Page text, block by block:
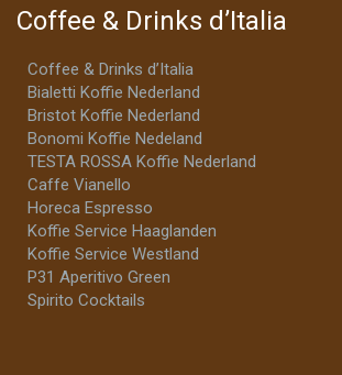
Coffee & Drinks d’Italia
Coffee & Drinks d’Italia
Bialetti Koffie Nederland
Bristot Koffie Nederland
Bonomi Koffie Nedeland
TESTA ROSSA Koffie Nederland
Caffe Vianello
Horeca Espresso
Koffie Service Haaglanden
Koffie Service Westland
P31 Aperitivo Green
Spirito Cocktails